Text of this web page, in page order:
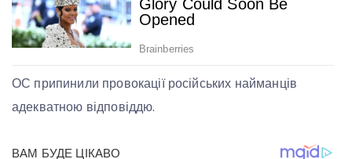
ОС припинили провокації російських найманців
адекватною відповіддю.